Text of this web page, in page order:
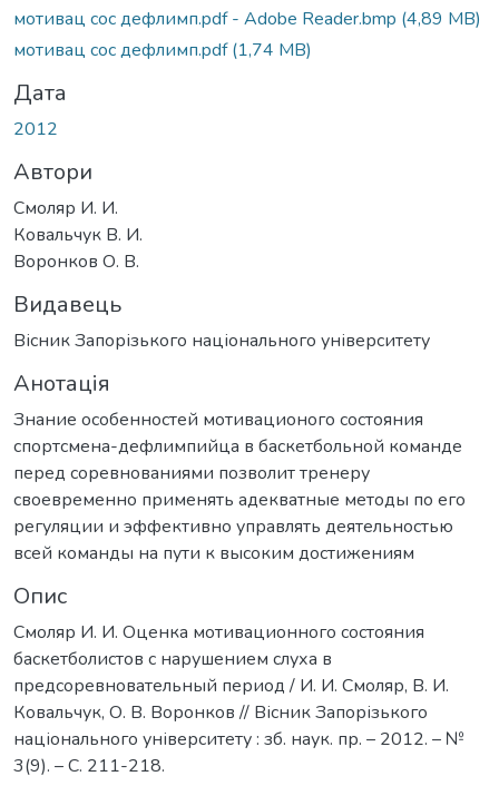
мотивац сос дефлимп.pdf - Adobe Reader.bmp (4,89 MB)
мотивац сос дефлимп.pdf(1,74 MB)
Дата
2012
Автори
Смоляр И. И.
Ковальчук В. И.
Воронков О. В.
Видавець
Вісник Запорізького національного університету
Анотація
Знание особенностей мотивационого состояния
спортсмена-дефлимпийца в баскетбольной команде
перед соревнованиями позволит тренеру
своевременно применять адекватные методы по его
регуляции и эффективно управлять деятельностью
всей команды на пути к высоким достижениям
Опис
Смоляр И. И. Оценка мотивационного состояния
баскетболистов с нарушением слуха в
предсоревновательный период / И. И. Смоляр, В. И.
Ковальчук, О. В. Воронков // Вісник Запорізького
національного університету : зб. наук. пр. – 2012. – №
3(9). – С. 211-218.